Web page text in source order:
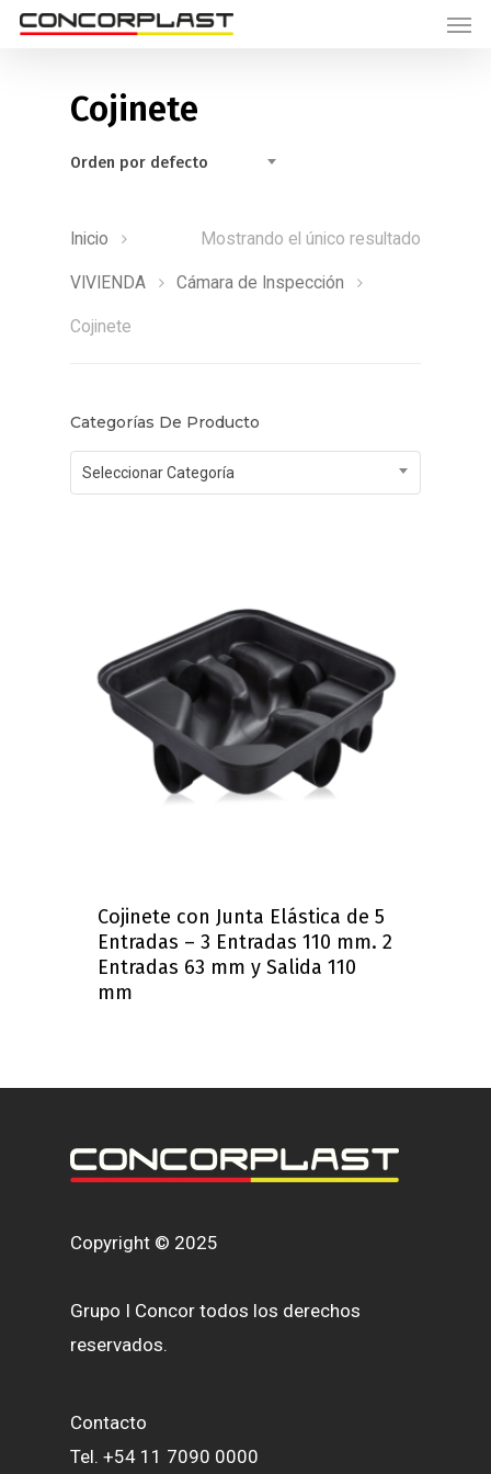
Cojinete
Orden por defecto
Mostrando el único resultado
Inicio
VIVIENDA Cámara de Inspección
Cojinete
Categorías De Producto
Seleccionar Categoría
Cojinete con Junta Elástica de 5
Entradas – 3 Entradas 110 mm. 2
Entradas 63 mm y Salida 110
mm
Copyright © 2025
Grupo I Concor todos los derechos
reservados.
Contacto
Tel. +54 11 7090 0000